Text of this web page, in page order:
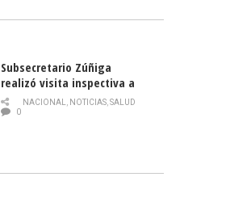
Subsecretario Zúñiga
realizó visita inspectiva a
Hospital Modular Sótero del
Río
NACIONAL, NOTICIAS,SALUD
0